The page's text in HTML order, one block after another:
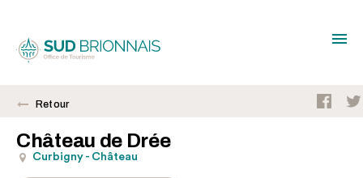
Retour
Château de Drée
Curbigny - Château